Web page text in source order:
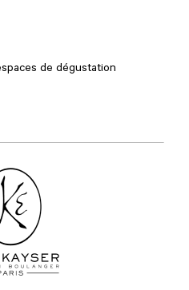
de dégustation